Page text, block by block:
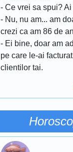
- Ce vrei sa spui?
- Nu, nu am... am
crezi ca am 86 de
- Ei bine, doar am
pe care le-ai facturat
clientilor tai.